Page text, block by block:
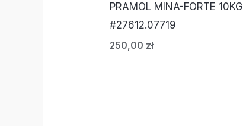
PRAMOL MINA-FORTE 10KG
#27612.07719
250,00 zł